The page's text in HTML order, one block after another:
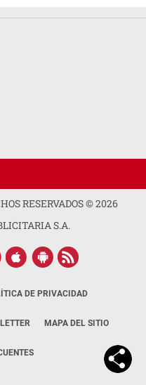
RESERVADOS ©2026
S.A.
DE PRIVACIDAD
MAPA DEL SITIO